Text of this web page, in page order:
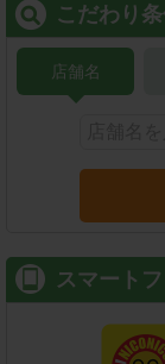
こだわり
店舗名
スマート